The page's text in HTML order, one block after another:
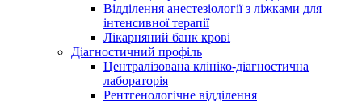
Відділення анестезіології з ліжками для
інтенсивної терапії
Лікарняний банк крові
Діагностичний профіль
Централізована клініко-діагностична
лабораторія
Рентгенологічне відділення